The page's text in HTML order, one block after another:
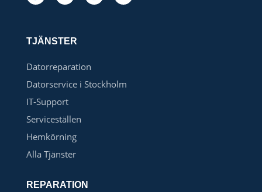
TJÄNSTER
Datorreparation
Datorservice i Stockholm
IT-Support
Serviceställen
Hemkörning
Alla Tjänster
REPARATION